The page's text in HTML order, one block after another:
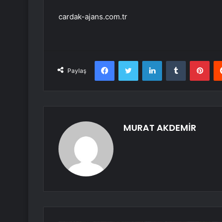
cardak-ajans.com.tr
Paylaş
FacebookTwitter LinkedInTumblr
MURAT AKDEMİR